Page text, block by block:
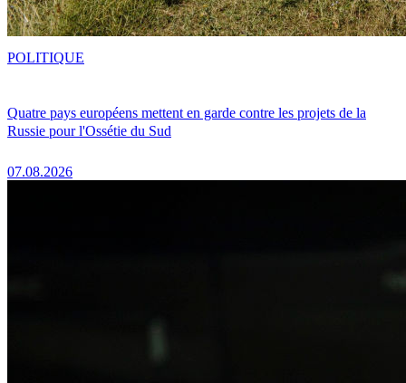
Quatre pays européens mettent en garde contre les projets de la
Russie pour l'Ossétie du Sud
07.08.2026
POLITIQUE